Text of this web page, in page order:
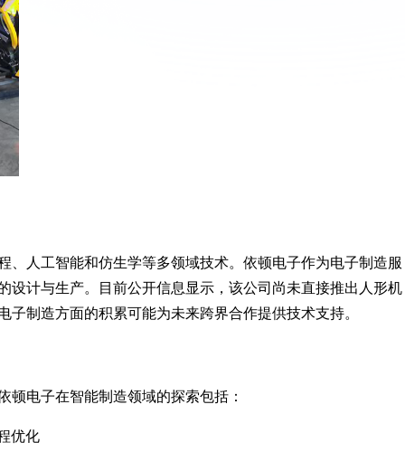
、人工智能和仿生学等多领域技术。依顿电子作为电子制造服
设计与生产。目前公开信息显示，该公司尚未直接推出人形机
制造方面的积累可能为未来跨界合作提供技术支持。
顿电子在智能制造领域的探索包括：
优化